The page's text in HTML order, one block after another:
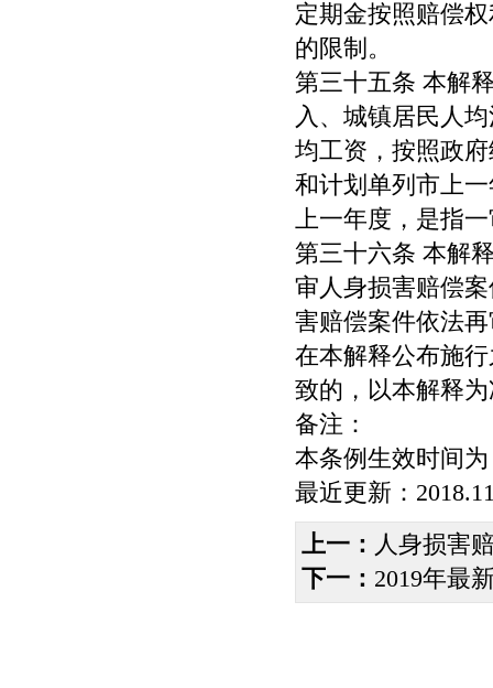
定期金按照赔偿
的限制。
第三十五条 本解
入、城镇居民人
均工资，按照政
和计划单列市上
上一年度，是指
第三十六条 本解
审人身损害赔偿
害赔偿案件依法
在本解释公布施
致的，以本解释
备注：
本条例生效时间为
最近更新：
上一： 人身损害
下一： 2019年最